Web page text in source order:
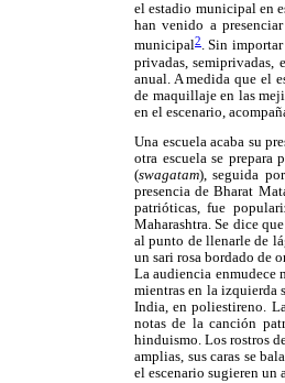
el estadio municipal en
han venido a
municipal2. Sin
privadas, semiprivadas,
anual. A medida que el
de maquillaje en las
en el escenario,
Una escuela acaba su
otra escuela se prepara
(swagatam), seguida
presencia de Bharat
patrióticas, fue
Maharashtra. Se dice
al punto de llenarle de
un sari rosa bordado de
La audiencia enmudece
mientras en la izquierda
India, en poliestireno.
notas de la canción
hinduismo. Los rostros
amplias, sus caras se
el escenario sugieren